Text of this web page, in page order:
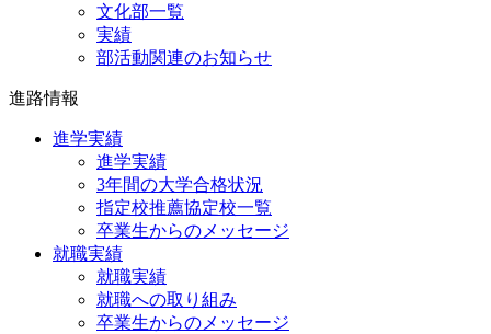
文化部一覧
実績
部活動関連のお知らせ
進路情報
進学実績
進学実績
3年間の大学合格状況
指定校推薦協定校一覧
卒業生からのメッセージ
就職実績
就職実績
就職への取り組み
卒業生からのメッセージ